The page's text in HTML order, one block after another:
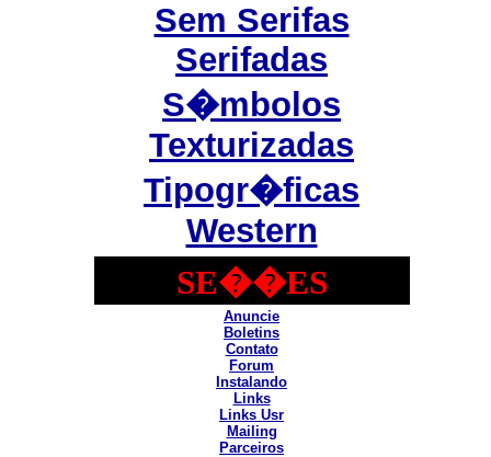
Sem Serifas
Serifadas
S�mbolos
Texturizadas
Tipogr�ficas
Western
SE��ES
Anuncie
Boletins
Contato
Forum
Instalando
Links
Links Usr
Mailing
Parceiros